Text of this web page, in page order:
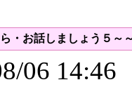
・お話しましょう５～
06 14:46